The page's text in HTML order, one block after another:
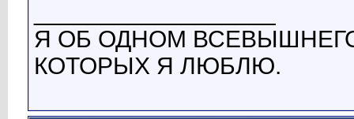
Я ОБ ОДНОМ
КОТОРЫХ Я ЛЮБЛЮ.